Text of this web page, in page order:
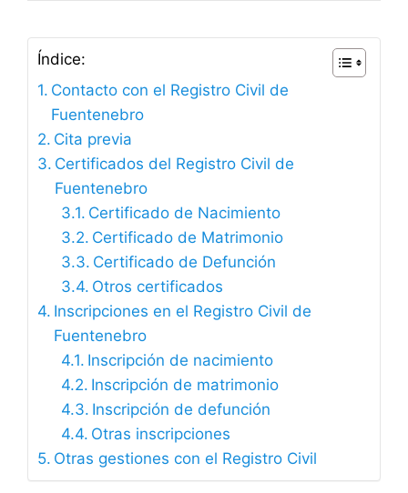
Índice:
Contacto con el Registro Civil de
Fuentenebro
Cita previa
Certificados del Registro Civil de
Fuentenebro
Certificado de Nacimiento
Certificado de Matrimonio
Certificado de Defunción
Otros certificados
Inscripciones en el Registro Civil de
Fuentenebro
Inscripción de nacimiento
Inscripción de matrimonio
Inscripción de defunción
Otras inscripciones
Otras gestiones con el Registro Civil